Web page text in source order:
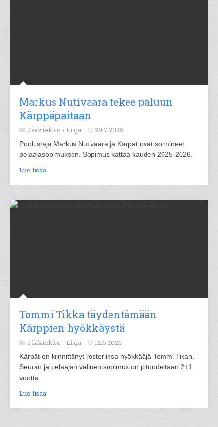
Markus Nutivaara tekee paluun
Kärppäpaitaan
Jääkiekko - Liiga 29.7.2025
Puolustaja Markus Nutivaara ja Kärpät ovat solmineet
pelaajasopimuksen. Sopimus kattaa kauden 2025-2026.
Lue lisää
Tommi Tikka täydentämään
Kärppien hyökkäystä
Jääkiekko - Liiga 12.6.2025
Kärpät on kiinnittänyt rosteriinsa hyökkääjä Tommi Tikan.
Seuran ja pelaajan välinen sopimus on pituudeltaan 2+1
vuotta.
Lue lisää